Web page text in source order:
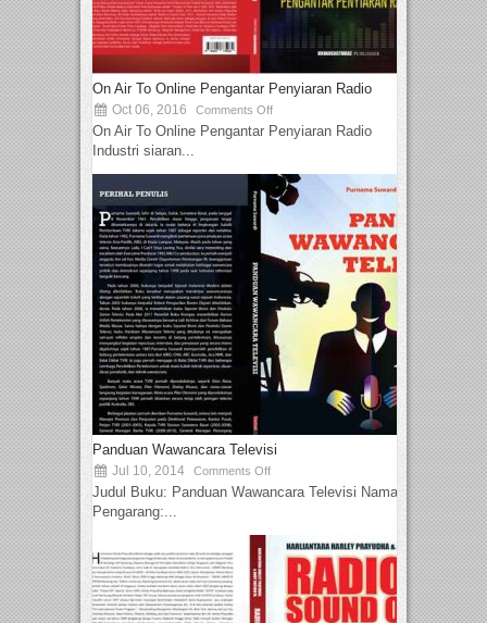
On Air To Online Pengantar Penyiaran Radio
Oct 06, 2016 Comments Off
On Air To Online Pengantar Penyiaran Radio
Industri siaran...
Panduan Wawancara Televisi
Jul 10, 2014 Comments Off
Judul Buku: Panduan Wawancara Televisi Nama
Pengarang:...